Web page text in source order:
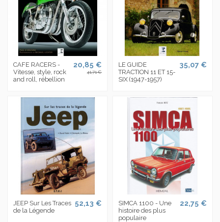
CAFE RACERS -
Vitesse, style, rock
and roll, rébellion
20,85 €
41,71 €
LE GUIDE
TRACTION 11 ET 15-
SIX (1947-1957)
35,07 €
JEEP Sur Les Traces
de la Légende
52,13 €
SIMCA 1100 - Une
histoire des plus
populaire
22,75 €